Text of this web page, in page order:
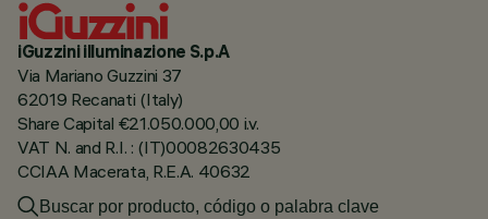
iGuzzini illuminazione S.p.A
Via Mariano Guzzini 37
62019 Recanati (Italy)
Share Capital €21.050.000,00 i.v.
VAT N. and R.I. : (IT)00082630435
CCIAA Macerata, R.E.A. 40632